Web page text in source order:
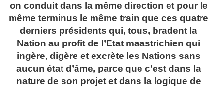
on conduit dans la même direction et pour le
même terminus le même train que ces quatre
derniers présidents qui, tous, bradent la
Nation au profit de l’Etat maastrichien qui
ingère, digère et excrète les Nations sans
aucun état d’âme, parce que c’est dans la
nature de son projet et dans la logique de